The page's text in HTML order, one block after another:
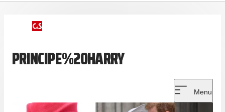
PRINCIPE%20HARRY
Menu